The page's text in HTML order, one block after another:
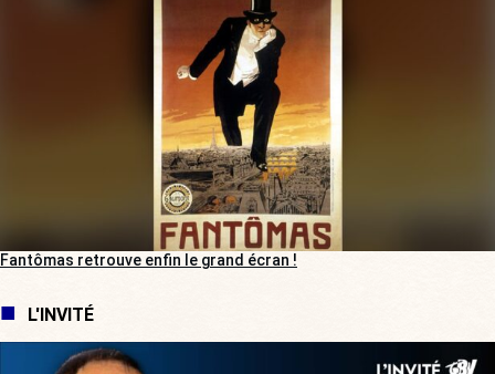
Fantômas retrouve enfin le grand écran !
L'INVITÉ